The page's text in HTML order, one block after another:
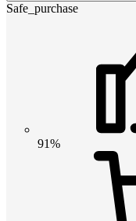
Safe_purchase
91%